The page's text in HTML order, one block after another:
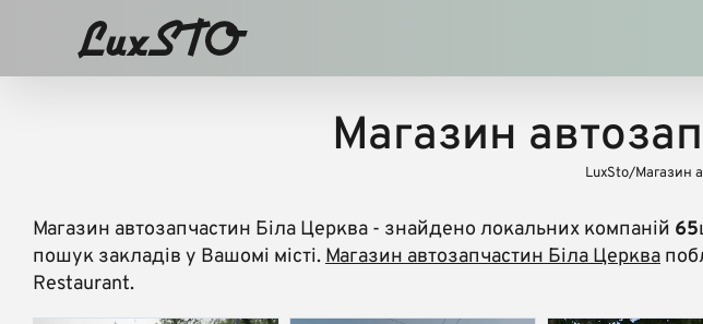
Магазин
LuxSto/Магазин
Магазин автозапчастин Біла Церква - знайдено локальних компаній 65
пошук закладів у Вашомі місті.Магазин автозапчастин Біла Церква
Restaurant.